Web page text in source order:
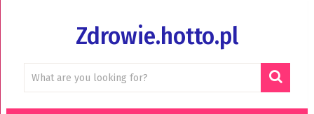
Zdrowie.hotto.pl